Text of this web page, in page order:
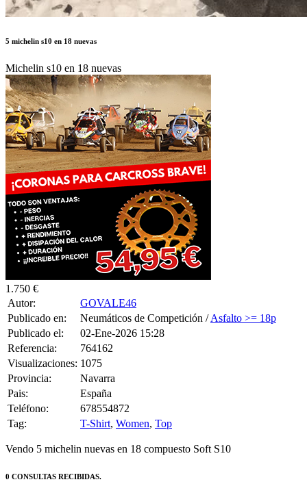
Autor:
Publicado en:
Neumáticos de Competición /
Publicado el:
02-Ene-2026 15:28
Referencia:
764162
Visualizaciones:
1075
Provincia:
Navarra
Pais:
España
Teléfono:
678554872
Tag:
T-Shirt,Women
Vendo 5 michelin nuevas en 18 compuesto Soft S10